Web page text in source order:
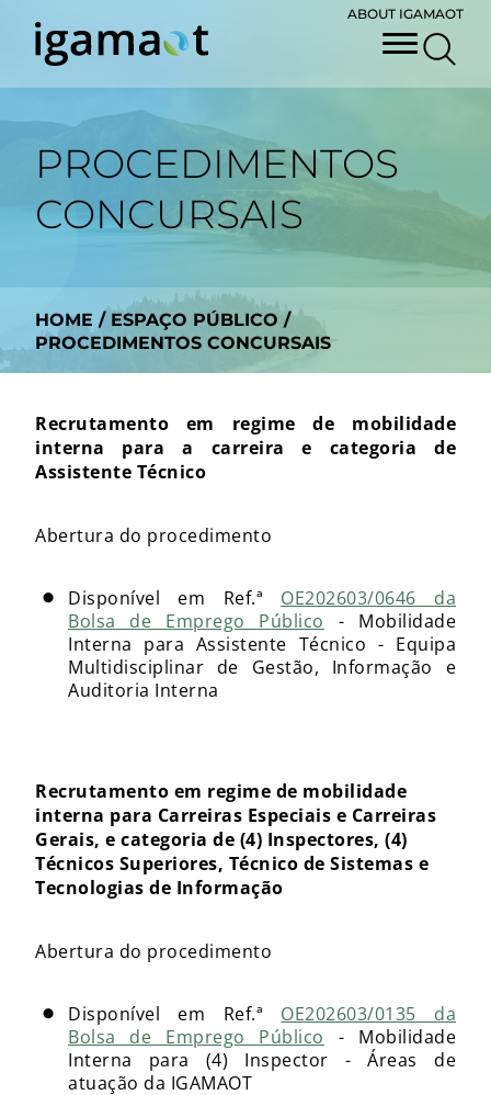
ABOUT IGAMAOT
PROCEDIMENTOS
CONCURSAIS
HOME / ESPAÇO PÚBLICO/
PROCEDIMENTOS CONCURSAIS
Recrutamento em regime de mobilidade
interna para a carreira e categoria de
Assistente Técnico
Abertura do procedimento
Disponível em Ref.ª OE202603/0646 da
Bolsa de Emprego Público - Mobilidade
Interna para Assistente Técnico - Equipa
Multidisciplinar de Gestão, Informação e
Auditoria Interna
Recrutamento em regime de mobilidade
interna para Carreiras Especiais e Carreiras
Gerais, e categoria de (4) Inspectores, (4)
Técnicos Superiores, Técnico de Sistemas e
Tecnologias de Informação
Abertura do procedimento
Disponível em Ref.ª OE202603/0135 da
Bolsa de Emprego Público - Mobilidade
Interna para (4) Inspector - Áreas de
atuação da IGAMAOT